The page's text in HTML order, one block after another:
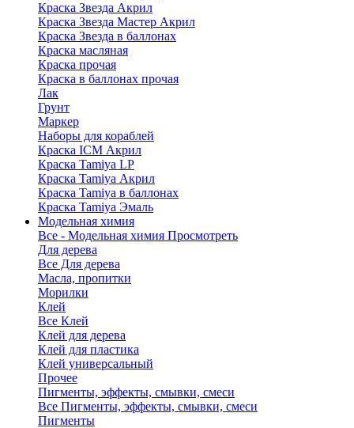
Краска Звезда Акрил
Краска Звезда Мастер Акрил
Краска Звезда в баллонах
Краска масляная
Краска прочая
Краска в баллонах прочая
Лак
Грунт
Маркер
Наборы для кораблей
Краска ICM Акрил
Краска Tamiya LP
Краска Tamiya Акрил
Краска Tamiya в баллонах
Краска Tamiya Эмаль
Модельная химия
Все - Модельная химия Просмотреть
Для дерева
Все Для дерева
Масла, пропитки
Морилки
Клей
Все Клей
Клей для дерева
Клей для пластика
Клей универсальный
Прочее
Пигменты, эффекты, смывки, смеси
Все Пигменты, эффекты, смывки, смеси
Пигменты